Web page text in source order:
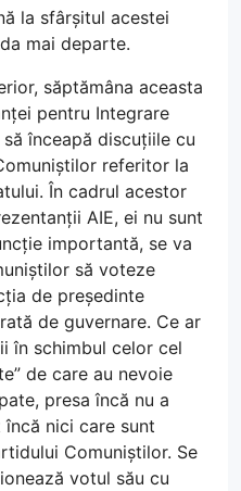
la sfârșitul acestei
mai departe.
săptămâna aceasta
pentru Integrare
înceapă discuțiile cu
referitor la
În cadrul acestor
AIE, ei nu sunt
importantă, se va
să voteze
de președinte
de guvernare. Ce ar
în schimbul celor cel
de care au nevoie
presa încă nu a
nici care sunt
Comuniștilor. Se
votul său cu